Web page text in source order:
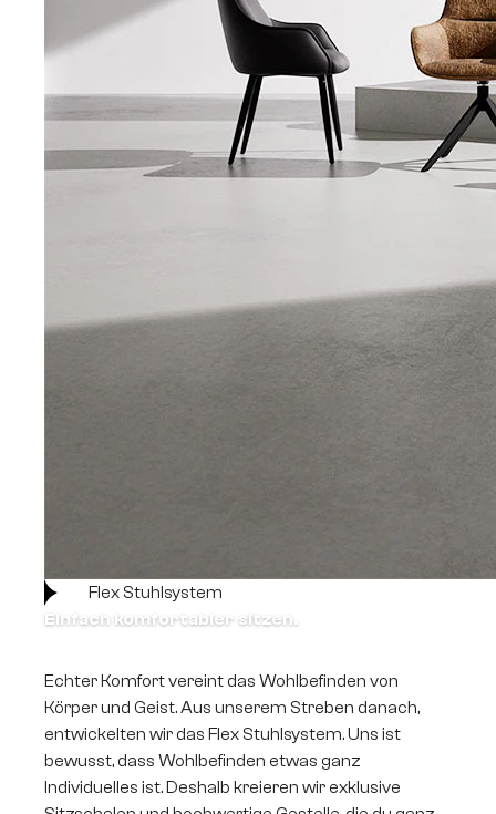
Flex Stuhlsystem
Einfach komfortabler sitzen.
Echter Komfort vereint das Wohlbefinden von
Körper und Geist. Aus unserem Streben danach,
entwickelten wir das Flex Stuhlsystem. Uns ist
bewusst, dass Wohlbefinden etwas ganz
Individuelles ist. Deshalb kreieren wir exklusive